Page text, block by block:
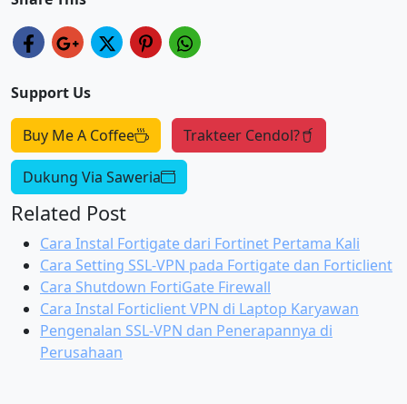
Support Us
Buy Me A Coffee Trakteer Cendol?
Dukung Via Saweria
Related Post
Cara Instal Fortigate dari Fortinet Pertama Kali
Cara Setting SSL-VPN pada Fortigate dan Forticlient
Cara Shutdown FortiGate Firewall
Cara Instal Forticlient VPN di Laptop Karyawan
Pengenalan SSL-VPN dan Penerapannya di
Perusahaan